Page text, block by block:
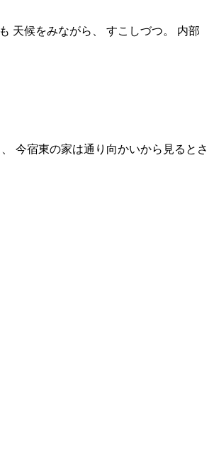
天候をみながら、 すこしづつ。 内部
今宿東の家は通り向かいから見るとさ